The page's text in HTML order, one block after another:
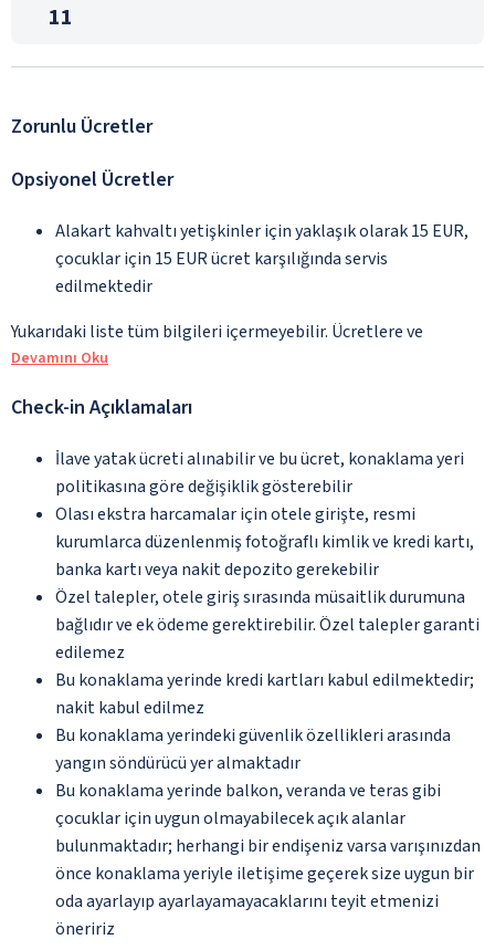
11
Zorunlu Ücretler
Opsiyonel Ücretler
Alakart kahvaltı yetişkinler için yaklaşık olarak 15 EUR,
çocuklar için 15 EUR ücret karşılığında servis
edilmektedir
Yukarıdaki liste tüm bilgileri içermeyebilir. Ücretlere ve
Devamını Oku
Check-in Açıklamaları
İlave yatak ücreti alınabilir ve bu ücret, konaklama yeri
politikasına göre değişiklik gösterebilir
Olası ekstra harcamalar için otele girişte, resmi
kurumlarca düzenlenmiş fotoğraflı kimlik ve kredi kartı,
banka kartı veya nakit depozito gerekebilir
Özel talepler, otele giriş sırasında müsaitlik durumuna
bağlıdır ve ek ödeme gerektirebilir. Özel talepler garanti
edilemez
Bu konaklama yerinde kredi kartları kabul edilmektedir;
nakit kabul edilmez
Bu konaklama yerindeki güvenlik özellikleri arasında
yangın söndürücü yer almaktadır
Bu konaklama yerinde balkon, veranda ve teras gibi
çocuklar için uygun olmayabilecek açık alanlar
bulunmaktadır; herhangi bir endişeniz varsa varışınızdan
önce konaklama yeriyle iletişime geçerek size uygun bir
oda ayarlayıp ayarlayamayacaklarını teyit etmenizi
öneririz